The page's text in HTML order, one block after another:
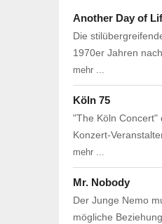
Another Day of
Die
1970er Jahren
mehr ...
Köln 75
"The Köln Concert"
Konzert-
mehr ...
Mr. Nobody
Der Junge Nemo
mögliche